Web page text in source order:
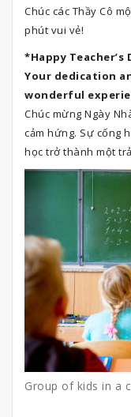
Chúc các Thầy Cô
phút vui vẻ!
*Happy
Your dedication
wonderful
Chúc mừng Ngày
cảm hứng. Sự cống
học trở thành một
Group of kids in a